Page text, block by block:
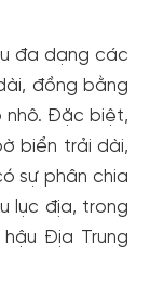
đa dạng các
đồng bằng
nhô. Đặc biệt,
biển trải dài,
sự phân chia
lục địa, trong
Địa Trung